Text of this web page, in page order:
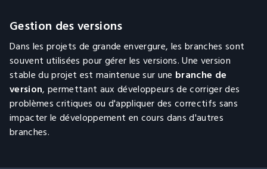
Gestion des versions
Dans les projets de grande envergure, les branches sont
souvent utilisées pour gérer les versions. Une version
stable du projet est maintenue sur une branche de
version, permettant aux développeurs de corriger des
problèmes critiques ou d'appliquer des correctifs sans
impacter le développement en cours dans d'autres
branches.